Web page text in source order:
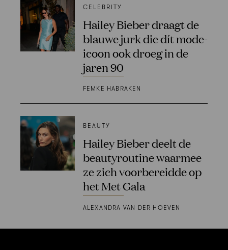
CELEBRITY
Hailey Bieber draagt de
blauwe jurk die dít mode-
icoon ook droeg in de
jaren 90
FEMKE HABRAKEN
BEAUTY
Hailey Bieber deelt de
beautyroutine waarmee
ze zich voorbereidde op
het Met Gala
ALEXANDRA VAN DER HOEVEN